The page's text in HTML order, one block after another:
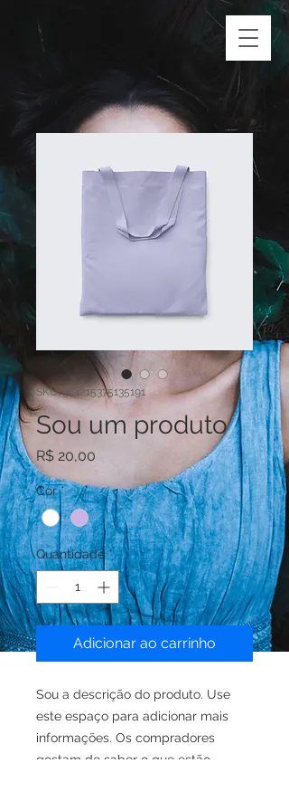
SKU: 364215375135191
Sou um produto
R$ 20,00
Cor *
Quantidade *
Adicionar ao carrinho
Sou a descrição do produto. Use
este espaço para adicionar mais
informações. Os compradores
gostam de saber o que estão